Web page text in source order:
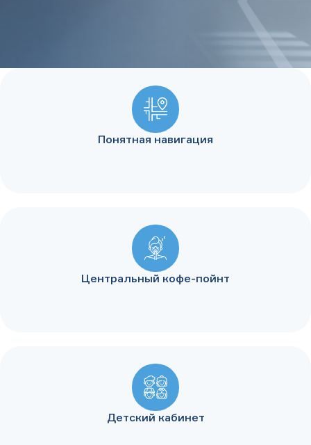
Понятная навигация
Центральный кофе-пойнт
Детский кабинет